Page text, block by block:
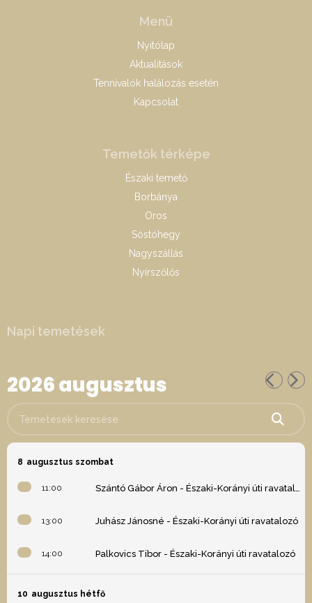
Menü
Nyitólap
Aktualitások
Tennivalók halálozás esetén
Kapcsolat
Temetők térképe
Északi temető
Borbánya
Oros
Sóstóhegy
Nagyszállás
Nyírszőlős
Napi temetések
2026 augusztus
8 augusztus szombat
11:00 Szántó Gábor Áron - Északi-Korányi úti ravatalozó
13:00 Juhász Jánosné - Északi-Korányi úti ravatalozó
14:00 Palkovics Tibor - Északi-Korányi úti ravatalozó
10 augusztus hétfő